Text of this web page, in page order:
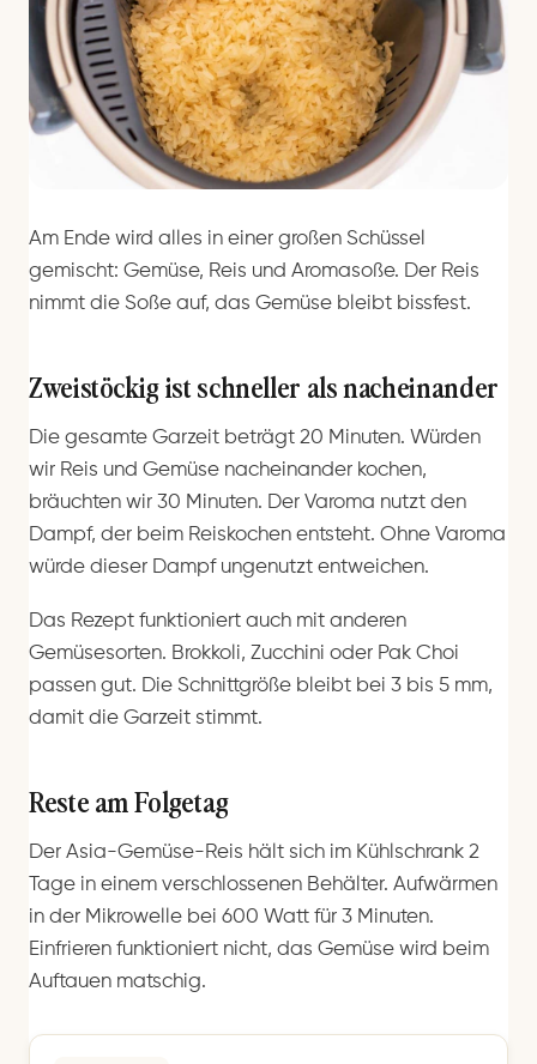
Am Ende wird alles in einer großen Schüssel
gemischt: Gemüse, Reis und Aromasoße. Der Reis
nimmt die Soße auf, das Gemüse bleibt bissfest.
Zweistöckig ist schneller als nacheinander
Die gesamte Garzeit beträgt 20 Minuten. Würden
wir Reis und Gemüse nacheinander kochen,
bräuchten wir 30 Minuten. Der Varoma nutzt den
Dampf, der beim Reiskochen entsteht. Ohne Varoma
würde dieser Dampf ungenutzt entweichen.
Das Rezept funktioniert auch mit anderen
Gemüsesorten. Brokkoli, Zucchini oder Pak Choi
passen gut. Die Schnittgröße bleibt bei 3 bis 5 mm,
damit die Garzeit stimmt.
Reste am Folgetag
Der Asia-Gemüse-Reis hält sich im Kühlschrank 2
Tage in einem verschlossenen Behälter. Aufwärmen
in der Mikrowelle bei 600 Watt für 3 Minuten.
Einfrieren funktioniert nicht, das Gemüse wird beim
Auftauen matschig.